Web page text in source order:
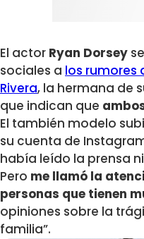
El actor Ryan Dorsey
sociales a los rumores
Rivera, la hermana de
que indican que
El también modelo
su cuenta de
había leído la prensa
Pero me llamó la
personas que tienen
opiniones sobre la
familia”.